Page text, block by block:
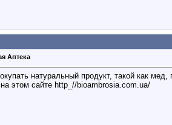
Аптека
натуральный продукт, такой как
этом сайте http_//bioambrosia.com.ua/